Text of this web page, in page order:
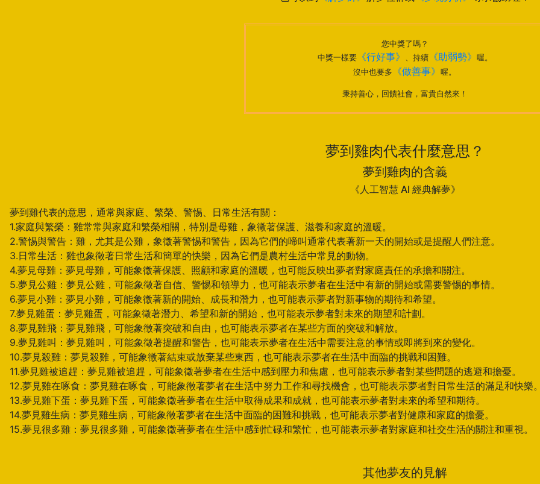
您中獎了嗎？
中獎一樣要《行好事》 、持續《助弱勢》 喔。
沒中也要多
《做善事》喔。
秉持善心，回饋社會，富貴自然來！
夢到雞肉代表什麼意思？
夢到雞肉的含義
《人工智慧 AI 經典解夢》
夢到雞代表的意思，通常與家庭、繁榮、警惕、日常生活有關：
1.家庭與繁榮：雞常常與家庭和繁榮相關，特別是母雞，象徵著保護、滋養和家庭的溫暖。
2.警惕與警告：雞，尤其是公雞，象徵著警惕和警告，因為它們的啼叫通常代表著新一天的開始或是提醒人們注意。
3.日常生活：雞也象徵著日常生活和簡單的快樂，因為它們是農村生活中常見的動物。
4.夢見母雞：夢見母雞，可能象徵著保護、照顧和家庭的溫暖，也可能反映出夢者對家庭責任的承擔和關注。
5.夢見公雞：夢見公雞，可能象徵著自信、警惕和領導力，也可能表示夢者在生活中有新的開始或需要警惕的事情。
6.夢見小雞：夢見小雞，可能象徵著新的開始、成長和潛力，也可能表示夢者對新事物的期待和希望。
7.夢見雞蛋：夢見雞蛋，可能象徵著潛力、希望和新的開始，也可能表示夢者對未來的期望和計劃。
8.夢見雞飛：夢見雞飛，可能象徵著突破和自由，也可能表示夢者在某些方面的突破和解放。
9.夢見雞叫：夢見雞叫，可能象徵著提醒和警告，也可能表示夢者在生活中需要注意的事情或即將到來的變化。
10.夢見殺雞：夢見殺雞，可能象徵著結束或放棄某些東西，也可能表示夢者在生活中面臨的挑戰和困難。
11.夢見雞被追趕：夢見雞被追趕，可能象徵著夢者在生活中感到壓力和焦慮，也可能表示夢者對某些問題的逃避和擔憂。
12.夢見雞在啄食：夢見雞在啄食，可能象徵著夢者在生活中努力工作和尋找機會，也可能表示夢者對日常生活的滿足和快樂
13.夢見雞下蛋：夢見雞下蛋，可能象徵著夢者在生活中取得成果和成就，也可能表示夢者對未來的希望和期待。
14.夢見雞生病：夢見雞生病，可能象徵著夢者在生活中面臨的困難和挑戰，也可能表示夢者對健康和家庭的擔憂。
15.夢見很多雞：夢見很多雞，可能象徵著夢者在生活中感到忙碌和繁忙，也可能表示夢者對家庭和社交生活的關注和重視。
其他夢友的見解